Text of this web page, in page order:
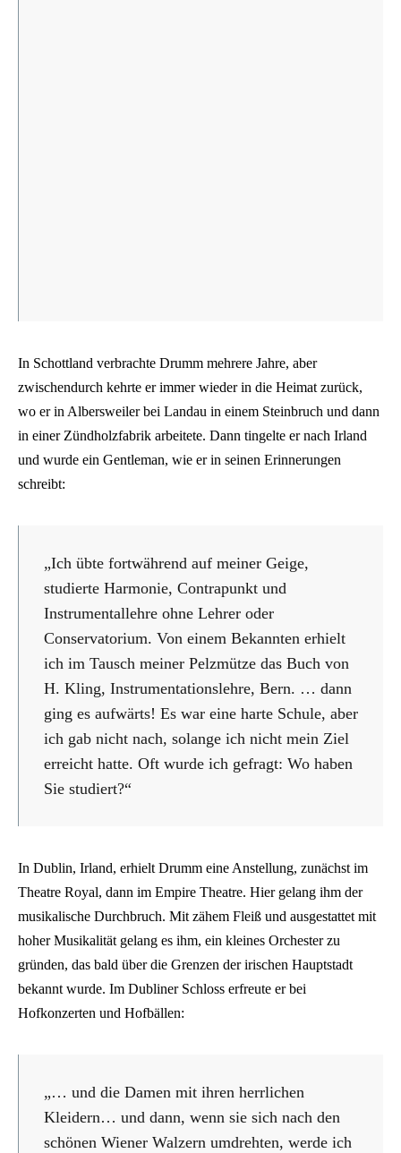
In Schottland verbrachte Drumm mehrere Jahre, aber
zwischendurch kehrte er immer wieder in die Heimat zurück,
wo er in Albersweiler bei Landau in einem Steinbruch und dann
in einer Zündholzfabrik arbeitete. Dann tingelte er nach Irland
und wurde ein Gentleman, wie er in seinen Erinnerungen
schreibt:
„Ich übte fortwährend auf meiner Geige,
studierte Harmonie, Contrapunkt und
Instrumentallehre ohne Lehrer oder
Conservatorium. Von einem Bekannten erhielt
ich im Tausch meiner Pelzmütze das Buch von
H. Kling, Instrumentationslehre, Bern. … dann
ging es aufwärts! Es war eine harte Schule, aber
ich gab nicht nach, solange ich nicht mein Ziel
erreicht hatte. Oft wurde ich gefragt: Wo haben
Sie studiert?“
In Dublin, Irland, erhielt Drumm eine Anstellung, zunächst im
Theatre Royal, dann im Empire Theatre. Hier gelang ihm der
musikalische Durchbruch. Mit zähem Fleiß und ausgestattet mit
hoher Musikalität gelang es ihm, ein kleines Orchester zu
gründen, das bald über die Grenzen der irischen Hauptstadt
bekannt wurde. Im Dubliner Schloss erfreute er bei
Hofkonzerten und Hofbällen:
„… und die Damen mit ihren herrlichen
Kleidern… und dann, wenn sie sich nach den
schönen Wiener Walzern umdrehten, werde ich